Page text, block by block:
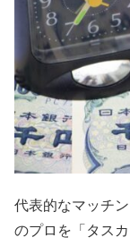
代表的なマッチ
のプロを「タス